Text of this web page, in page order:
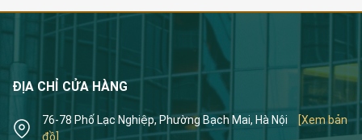
ĐỊA CHỈ CỬA HÀNG
76-78 Phố Lạc Nghiệp, Phường Bạch Mai, Hà Nội
[Xem bản
đồ]